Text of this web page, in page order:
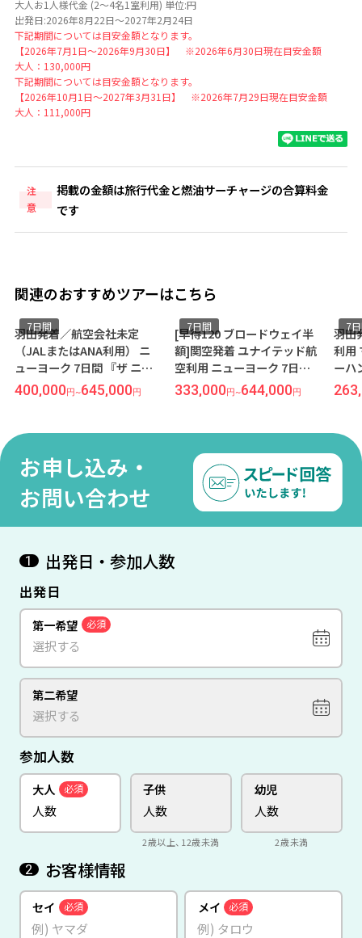
大人お1人様代金 (2～4名1室利用) 単位:円
出発日:2026年8月22日～2027年2月24日
下記期間については目安金額となります。
【2026年7月1日～2026年9月30日】 ※2026年6月30日現在目安金額
大人：130,000円
下記期間については目安金額となります。
【2026年10月1日～2027年3月31日】 ※2026年7月29日現在目安金額
大人：111,000円
注
意
掲載の金額は旅行代金と燃油サーチャージの合算料金
です
関連のおすすめツアーはこちら
羽田発着／航空会社未定
（JALまたはANA利用） ニ
ューヨーク 7日間 『ザ ニュ
ーヨーカー ア ウィンダムホ
テル』指定
7日間
400,000円~645,000円
[早得120 ブロードウェイ半
額]関空発着 ユナイテッド航
空利用 ニューヨーク 7日間
『ナイトホテルブロードウ
ェイ』指定
7日間
333,000円~644,000円
羽田
利用
ーハ
7
お申し込み・
お問い合わせ
1 出発日・参加人数
出発日
第一希望 必須
第二希望
参加人数
大人 必須 子供
2歳以上、12歳未満
幼児
2歳未満
2 お客様情報
セイ 必須 メイ 必須